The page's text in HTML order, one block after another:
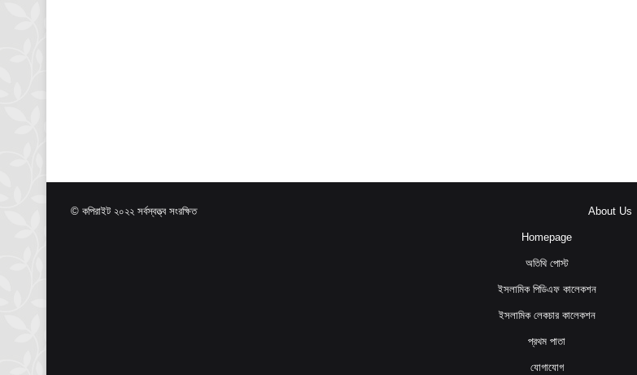
© কপিরাইট ২০২২ সর্বস্বত্ত্ব সংরক্ষিত About Us
Homepage
অতিথি পোস্ট
ইসলামিক পিডিএফ কালেকশন
ইসলামিক লেকচার কালেকশন
প্রথম পাতা
যোগাযোগ